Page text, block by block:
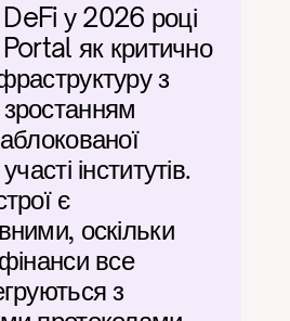
у 2026 році
Portal як критично
з
інститутів.
є
оскільки
все
з